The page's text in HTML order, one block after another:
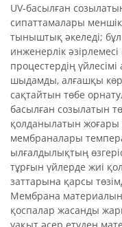
UV-басылған
сипаттамалары
тыныштық әкеледі;
инженерлік
процестердің
шыдамды, алғашқы
сақтайтын төбе
басылған созылатын
қолданылатын
мембраналары
ылғалдылықтың
тұрғын үйлерде жиі
заттарына қарсы
Мембрана
қоспалар жасанды